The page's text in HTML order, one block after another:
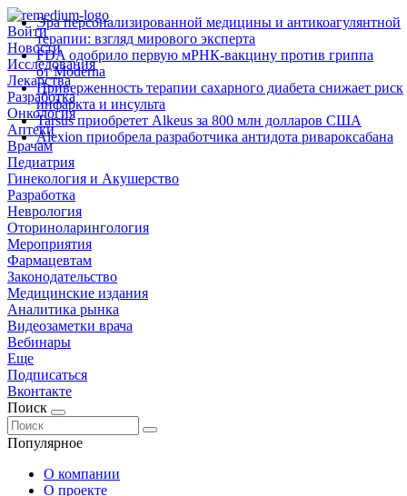
Войти
Новости
Исследования
Лекарства
Разработка
Онкология
Аптеки
Врачам
Педиатрия
Гинекология и Акушерство
Разработка
Неврология
Оториноларингология
Мероприятия
Фармацевтам
Законодательство
Медицинские издания
Аналитика рынка
Видеозаметки врача
Вебинары
Еще
Подписаться
Вконтакте
Поиск
Популярное
Эра персонализированной медицины и антикоагулянтной
терапии: взгляд мирового эксперта
FDA одобрило первую мРНК‑вакцину против гриппа
от Moderna
Приверженность терапии сахарного диабета снижает риск
инфаркта и инсульта
Tarsus приобретет Alkeus за 800 млн долларов США
Alexion приобрела разработчика антидота ривароксабана
О компании
О проекте